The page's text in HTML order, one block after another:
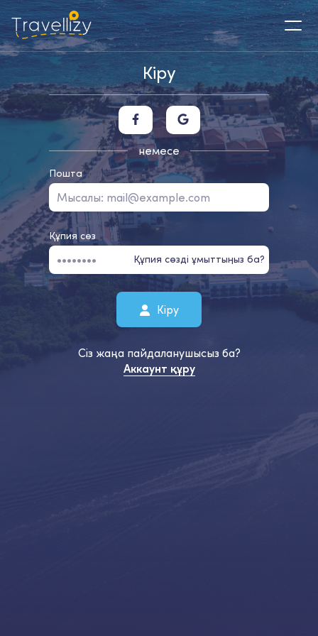
Кіру
немесе
Пошта
Құпия сөз
Құпия сөзді ұмыттыңыз ба?
Кіру
Сіз жаңа пайдаланушысыз ба?
Аккаунт құру